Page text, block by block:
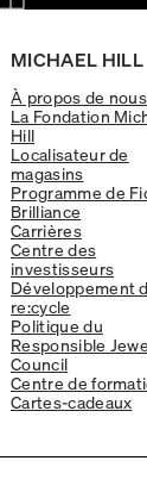
MICHAEL HILL
À propos de nous
La Fondation
Hill
Localisateur de
magasins
Programme de
Brilliance
Carrières
Centre des
investisseurs
Développement
re:cycle
Politique du
Responsible
Council
Centre de
Cartes-cadeaux